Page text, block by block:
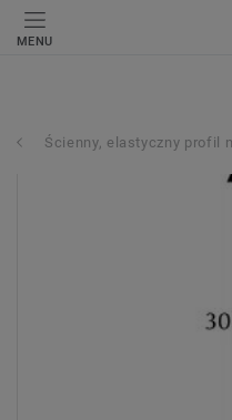
MENU
Ścienny, elastyczny profil